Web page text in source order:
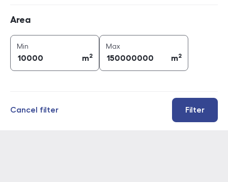
Area
Min
m2
Maxarea (
m2
Filter
Cancel filter